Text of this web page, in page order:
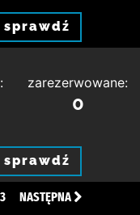
sprawdź
zarezerwowane:
0
sprawdź
NASTĘPNA